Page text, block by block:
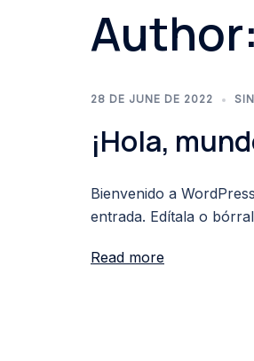
Author:
28 DE JUNE DE 2022
¡Hola,
Bienvenido a
entrada. Edítala o
Read more